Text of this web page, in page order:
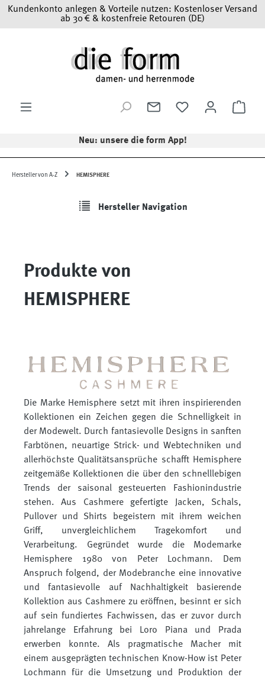
Zum Hauptinhalt springen
Kundenkonto anlegen & Vorteile nutzen: Kostenloser Versand
ab 30 € & kostenfreie Retouren (DE)
Neu: unsere die form App!
Hersteller von A-Z HEMISPHERE
Hersteller Navigation
Produkte von
HEMISPHERE
Die Marke Hemisphere setzt mit ihren inspirierenden
Kollektionen ein Zeichen gegen die Schnelligkeit in
der Modewelt. Durch fantasievolle Designs in sanften
Farbtönen, neuartige Strick- und Webtechniken und
allerhöchste Qualitätsansprüche schafft Hemisphere
zeitgemäße Kollektionen die über den schnelllebigen
Trends der saisonal gesteuerten Fashionindustrie
stehen. Aus Cashmere gefertigte Jacken, Schals,
Pullover und Shirts begeistern mit ihrem weichen
Griff, unvergleichlichem Tragekomfort und
Verarbeitung. Gegründet wurde die Modemarke
Hemisphere 1980 von Peter Lochmann. Dem
Anspruch folgend, der Modebranche eine innovative
und fantasievolle auf Nachhaltigkeit basierende
Kollektion aus Cashmere zu eröffnen, besinnt er sich
auf sein fundiertes Fachwissen, das er zuvor durch
jahrelange Erfahrung bei Loro Piana und Prada
erwerben konnte. Als pragmatische Macher mit
einem ausgeprägten technischen Know-How ist Peter
Lochmann für die Umsetzung und Produktion der